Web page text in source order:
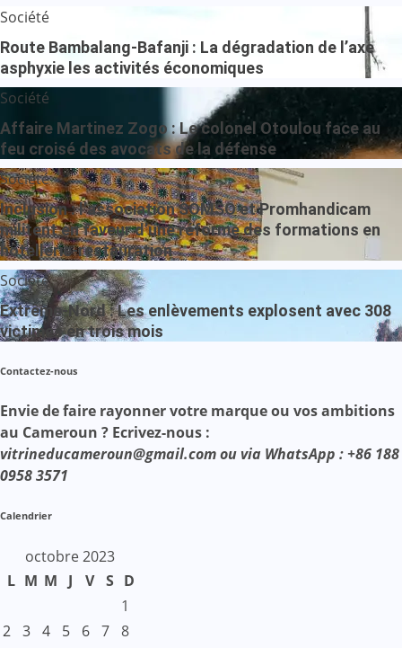
Société
Route Bambalang-Bafanji : La dégradation de l’axe
asphyxie les activités économiques
Société
Affaire Martinez Zogo : Le colonel Otoulou face au
feu croisé des avocats de la défense
Société
Inclusion : l’association SOMSO et Promhandicam
militent en faveur d’une réforme des formations en
hôtellerie-restauration
Société
Extrême-Nord : Les enlèvements explosent avec 308
victimes en trois mois
Contactez-nous
Envie de faire rayonner votre marque ou vos ambitions
au Cameroun ? Ecrivez-nous :
vitrineducameroun@gmail.com ou via WhatsApp : +86 188
0958 3571
Calendrier
octobre 2023
L M M J V S D
1
2 3 4 5 6 7 8